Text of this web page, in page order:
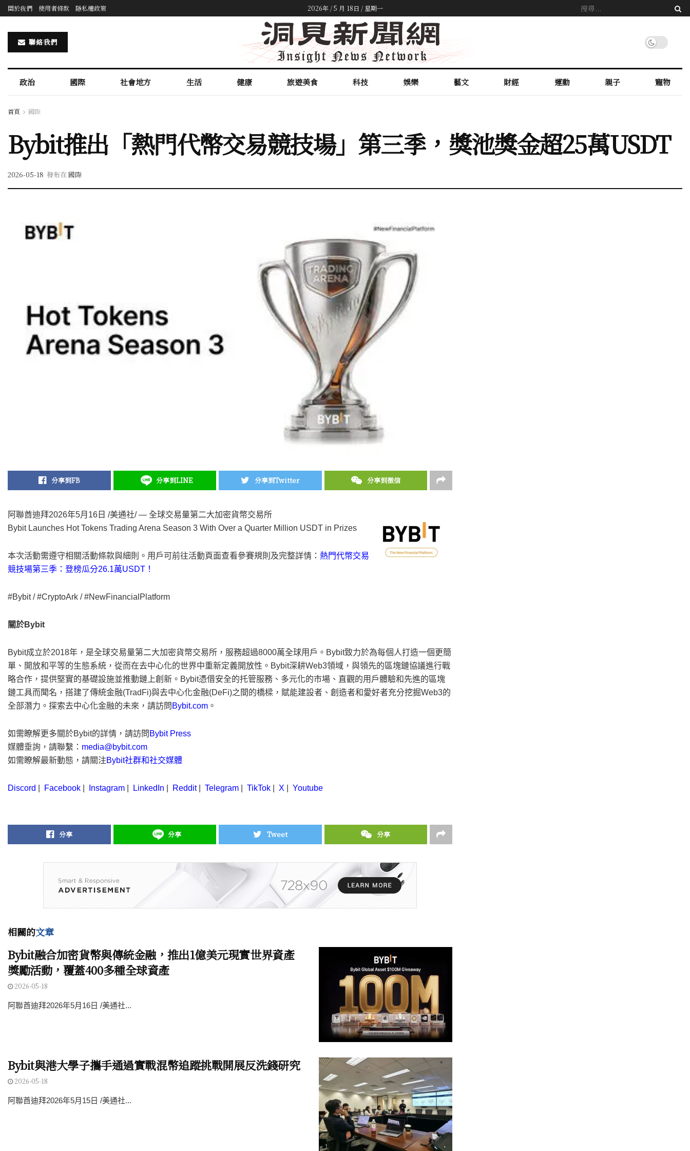
關於我們 使用者條款 隱私權政策 2026年 / 5 月 18日 / 星期一
聯絡我們
政治 國際 社會地方 生活 健康 旅遊美食 科技 娛樂 藝文 財經 運動 親子 寵物
首頁 國際
Bybit推出「熱門代幣交易競技場」第三季，獎池獎金超25萬USDT
2026-05-18 發布在 國際
分享到FB 分享到LINE 分享到Twitter 分享到微信
阿聯酋迪拜2026年5月16日 /美通社/ — 全球交易量第二大加密貨幣交易所
Bybit Launches Hot Tokens Trading Arena Season 3 With Over a Quarter Million USDT in Prizes
本次活動需遵守相關活動條款與細則。用戶可前往活動頁面查看參賽規則及完整詳情： 熱門代幣交易
競技場第三季：登榜瓜分26.1萬USDT！
#Bybit / #CryptoArk / #NewFinancialPlatform
關於Bybit
Bybit成立於2018年，是全球交易量第二大加密貨幣交易所，服務超過8000萬全球用戶。Bybit致力於為每個人打造一個更簡
單、開放和平等的生態系統，從而在去中心化的世界中重新定義開放性。Bybit深耕Web3領域，與領先的區塊鏈協議進行戰
略合作，提供堅實的基礎設施並推動鏈上創新。Bybit憑借安全的托管服務、多元化的市場、直觀的用戶體驗和先進的區塊
鏈工具而聞名，搭建了傳統金融(TradFi)與去中心化金融(DeFi)之間的橋樑，賦能建設者、創造者和愛好者充分挖掘Web3的
全部潛力。探索去中心化金融的未來，請訪問 Bybit.com 。
如需瞭解更多關於Bybit的詳情，請訪問 Bybit Press
媒體垂詢，請聯繫： media@bybit.com
如需瞭解最新動態，請關注Bybit社群和社交媒體
Discord Facebook Instagram LinkedIn Reddit| Telegram TikTok X Youtube
分享 分享 Tweet 分享
相關的文章
Bybit融合加密貨幣與傳統金融，推出1億美元現實世界資產
獎勵活動，覆蓋400多種全球資產
2026-05-18
阿聯酋迪拜2026年5月16日 /美通社...
Bybit與港大學子攜手通過實戰混幣追蹤挑戰開展反洗錢研究
2026-05-18
阿聯酋迪拜2026年5月15日 /美通社...